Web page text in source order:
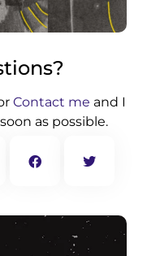
Contact me and I
as possible.